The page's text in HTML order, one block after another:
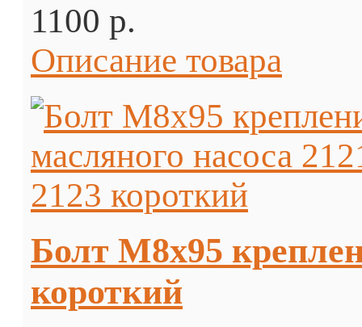
1100 p.
Описание товара
Болт М8х95
короткий